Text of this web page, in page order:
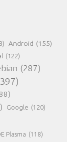
Android (155)
(122)
(287)
Google (120)
Plasma (118)